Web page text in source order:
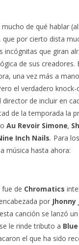
de qué hablar
por cierto dista
que giran
de sus creadores.
una vez más a
el verdadero knock-
de incluir en
de la temporada la
Au Revoir Simone,
Inch Nails. Para
música hasta ahora:
de Chromatics
por Jhonny
canción se lanzó
le rinde tributo a
el que ha sido